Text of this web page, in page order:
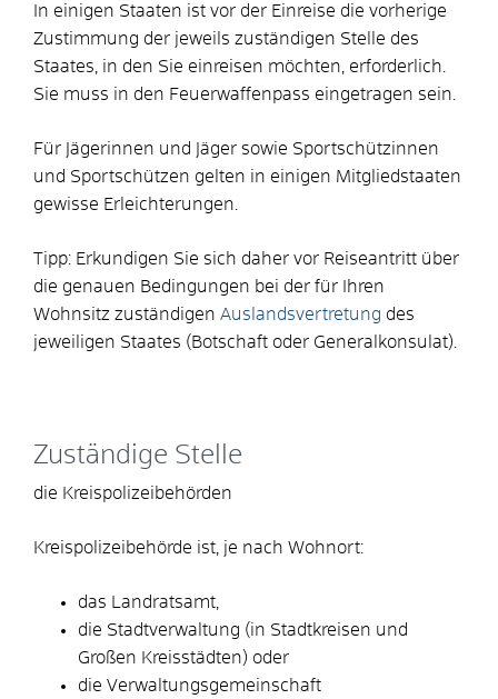
In einigen Staaten ist vor der Einreise die vorherige
Zustimmung der jeweils zuständigen Stelle des
Staates, in den Sie einreisen möchten, erforderlich.
Sie muss in den Feuerwaffenpass eingetragen sein.
Für Jägerinnen und Jäger sowie Sportschützinnen
und Sportschützen gelten in einigen Mitgliedstaaten
gewisse Erleichterungen.
Tipp: Erkundigen Sie sich daher vor Reiseantritt über
die genauen Bedingungen bei der für Ihren
Wohnsitz zuständigen Auslandsvertretung des
jeweiligen Staates (Botschaft oder Generalkonsulat).
Zuständige Stelle
die Kreispolizeibehörden
Kreispolizeibehörde ist, je nach Wohnort:
das Landratsamt,
die Stadtverwaltung (in Stadtkreisen und
Großen Kreisstädten) oder
die Verwaltungsgemeinschaft